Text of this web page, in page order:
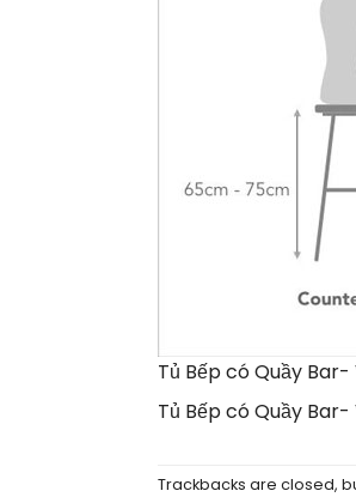
Tủ Bếp có Quầy
Tủ Bếp có Quầy
Trackbacks are closed,